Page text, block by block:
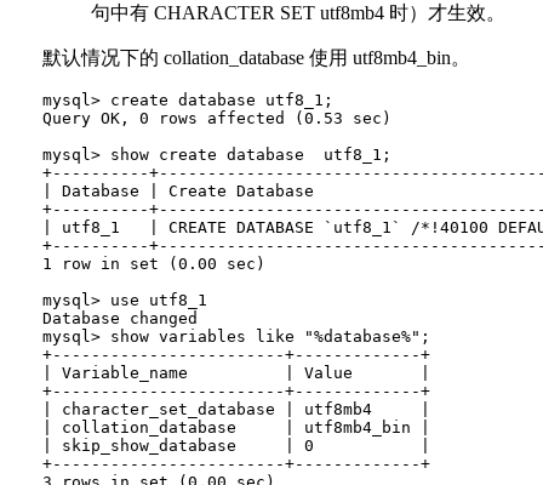
句中有 CHARACTER SET utf8mb4 时）才生效。
默认情况下的 collation_database 使用 utf8mb4_bin。
mysql> create database utf8_1;
Query OK, 0 rows affected (0.53 sec)
mysql> show create database  utf8_1;
+----------
| Database | Create Database
+----------
| utf8_1   | CREATE DATABASE `utf8_1` /*!40100
+----------
1 row in set (0.00 sec)
mysql> use utf8_1
Database changed
mysql> show variables like "%database%";
+------------------------+-------------+
| Variable_name          | Value       |
+------------------------+-------------+
| character_set_database | utf8mb4     |
| collation_database     | utf8mb4_bin |
| skip_show_database     | 0           |
+------------------------+-------------+